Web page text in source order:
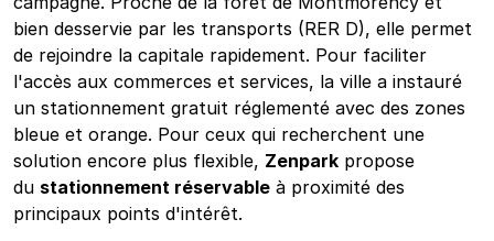
bien desservie par les transports (RER D), elle permet
de rejoindre la capitale rapidement. Pour faciliter
l'accès aux commerces et services, la ville a instauré
un stationnement gratuit réglementé avec des zones
bleue et orange. Pour ceux qui recherchent une
solution encore plus flexible, Zenpark propose
du stationnement réservable à proximité des
principaux points d'intérêt.